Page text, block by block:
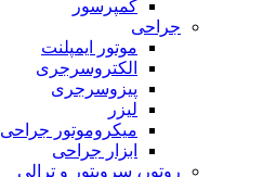
کمپرسور
جراحی
موتور ایمپلنت
الکتروسرجری
پیزوسرجری
لیزر
میکروموتور جراحی
ابزار جراحی
روتور، سرویتور و ترالی